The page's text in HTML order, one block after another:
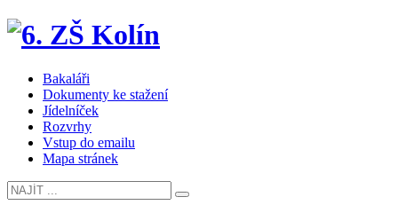
Bakaláři
Dokumenty ke stažení
Jídelníček
Rozvrhy
Vstup do emailu
Mapa stránek